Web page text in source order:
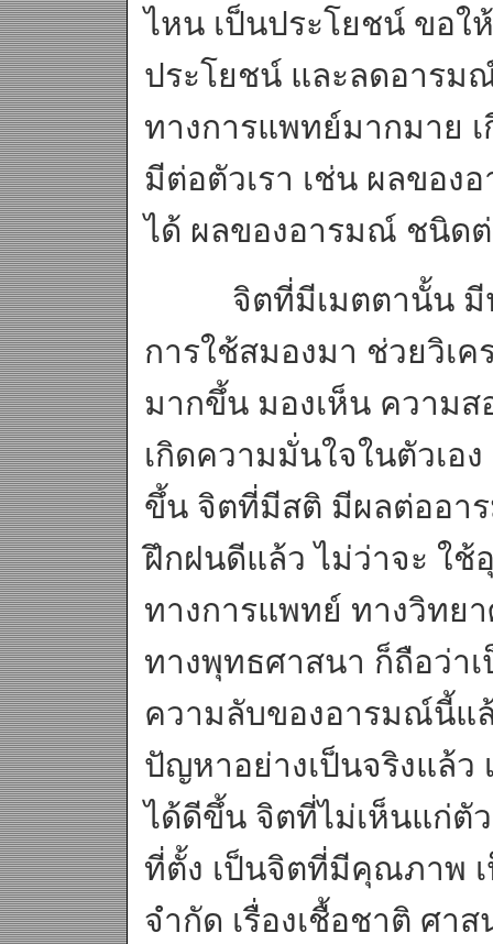
ไหน เป็นประโยชน์ ขอใ
ประโยชน์ และลดอารม
ทางการแพทย์มากมาย
มีต่อตัวเรา เช่น ผลขอ
ได้ ผลของอารมณ์ ชนิด
จิตที่มีเมตตานั้น มีปร
การใช้สมองมา ช่วยวิเ
มากขึ้น มองเห็น ความส
เกิดความมั่นใจในตัวเอ
ขึ้น จิตที่มีสติ มีผลต่ออา
ฝึกฝนดีแล้ว ไม่ว่าจะ ใช้
ทางการแพทย์ ทางวิทย
ทางพุทธศาสนา ก็ถือว่าเ
ความลับของอารมณ์นี้แ
ปัญหาอย่างเป็นจริงแล้ว
ได้ดีขึ้น จิตที่ไม่เห็นแก่ตั
ที่ตั้ง เป็นจิตที่มีคุณภาพ
จำกัด เรื่องเชื้อชาติ ศาส